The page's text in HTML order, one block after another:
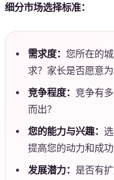
细分市场选择标准：
需求度： 您所在的
求？家长是否愿意为
竞争程度： 竞争有
而出？
您的能力与兴趣：
提高您的动力和成功
发展潜力： 是否有